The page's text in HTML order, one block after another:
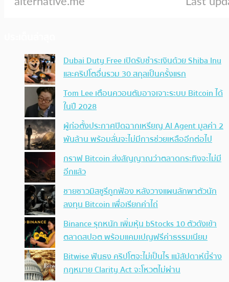
Dubai Duty Free เปิดรับชำระเงินด้วย Shiba Inu
และคริปโตอื่นรวม 30 สกุลเป็นครั้งแรก
Tom Lee เตือนควอนตัมอาจเจาะระบบ Bitcoin ได้
ในปี 2028
ผู้ก่อตั้งประกาศปิดฉากเหรียญ AI Agent มูลค่า 2
พันล้าน พร้อมลั่นจะไม่มีการช่วยเหลืออีกต่อไป
กราฟ Bitcoin ส่งสัญญาณว่าตลาดกระทิงจะไม่มี
อีกแล้ว
ชายชาวมิสซูรีถูกฟ้อง หลังวางแผนลักพาตัวนัก
ลงทุน Bitcoin เพื่อเรียกค่าไถ่
Binance รุกหนัก เพิ่มหุ้น bStocks 10 ตัวดังเข้า
ตลาดสปอต พร้อมแคมเปญฟรีค่าธรรมเนียม
Bitwise ฟันธง คริปโตจะไม่เป็นไร แม้สัปดาห์นี้ร่าง
กฎหมาย Clarity Act จะโหวตไม่ผ่าน